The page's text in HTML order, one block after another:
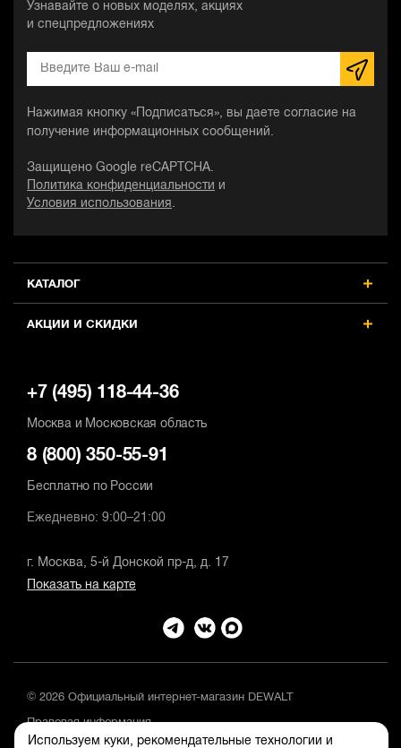
Используем куки, рекомендательные технологии и
Тип инструмента
аккумулятор
Тип двигателя
щеточный
аккумулятор
Тип двигателя
щеточный
КАТАЛОГ
АКЦИИ И СКИДКИ
Узнавайте о новых моделях, акциях
и спецпредложениях
Нажимая кнопку «Подписаться», вы даете согласие на
получение информационных сообщений.
Защищено Google reCAPTCHA.
Политика конфиденциальности
и
Условия использования .
+7 (495) 118-44-36
Москва и Московская область
8 (800) 350-55-91
Бесплатно по России
Ежедневно: 9:00–21:00
г. Москва, 5-й Донской пр-д, д. 17
Показать на карте
© 2026 Официальный интернет-магазин DEWALT
Правовая информация